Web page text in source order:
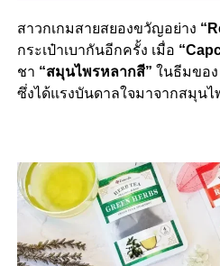
สาวกเกมสายสยองขวัญอย่าง
กระเป๋าเบากันอีกครั้ง เมื่อ
ชา “สมุนไพรหลากสี” ในธีมของ
ซึ่งได้แรงบันดาลใจมาจากสมุนไ